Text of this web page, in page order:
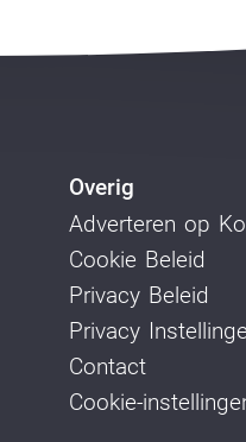
Overig
Adverteren op
Cookie Beleid
Privacy Beleid
Privacy
Contact
Cookie-